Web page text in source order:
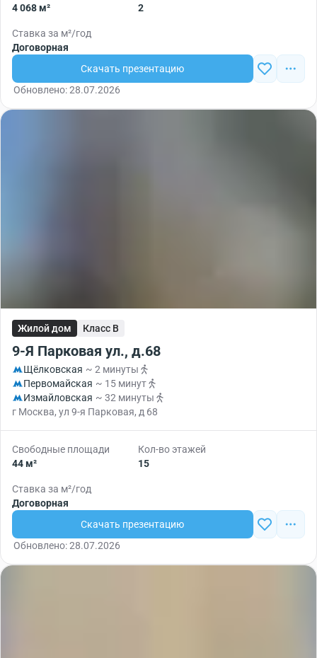
4 068 м²
2
Ставка за м²/год
Договорная
Скачать презентацию
Обновлено: 28.07.2026
Жилой дом Класс B
9-Я Парковая ул., д.68
Щёлковская ~ 2 минуты
Первомайская ~ 15 минут
Измайловская ~ 32 минуты
г Москва, ул 9-я Парковая, д 68
Свободные площади
44 м²
Кол-во этажей
15
Ставка за м²/год
Договорная
Скачать презентацию
Обновлено: 28.07.2026